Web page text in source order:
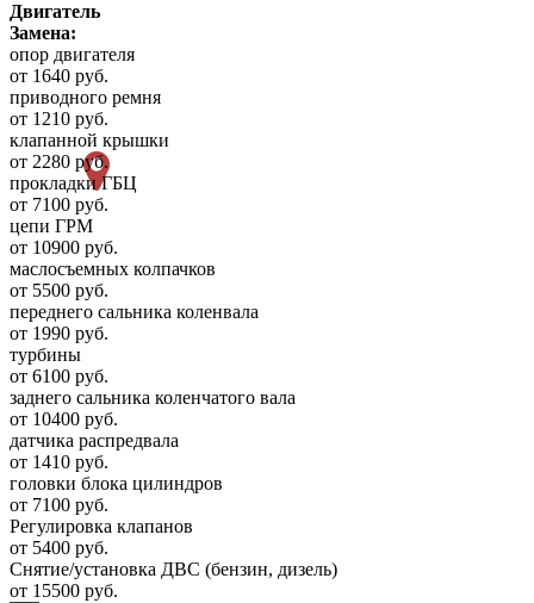
Двигатель
Замена:
опор двигателя
от 1640 руб.
приводного ремня
от 1210 руб.
клапанной крышки
от 2280 руб.
прокладки ГБЦ
от 7100 руб.
цепи ГРМ
от 10900 руб.
маслосъемных колпачков
от 5500 руб.
переднего сальника коленвала
от 1990 руб.
турбины
от 6100 руб.
заднего сальника коленчатого вала
от 10400 руб.
датчика распредвала
от 1410 руб.
головки блока цилиндров
от 7100 руб.
Регулировка клапанов
от 5400 руб.
Снятие/установка ДВС (бензин, дизель)
от 15500 руб.